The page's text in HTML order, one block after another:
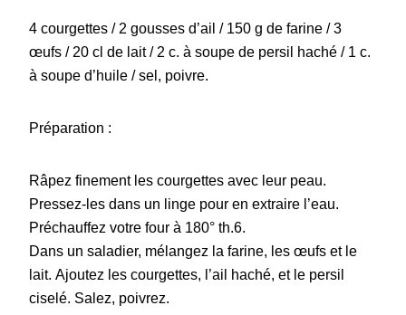
4 courgettes / 2 gousses d’ail / 150 g de farine / 3
œufs / 20 cl de lait / 2 c. à soupe de persil haché / 1 c.
à soupe d’huile / sel, poivre.
Préparation :
Râpez finement les courgettes avec leur peau.
Pressez-les dans un linge pour en extraire l’eau.
Préchauffez votre four à 180° th.6.
Dans un saladier, mélangez la farine, les œufs et le
lait. Ajoutez les courgettes, l’ail haché, et le persil
ciselé. Salez, poivrez.